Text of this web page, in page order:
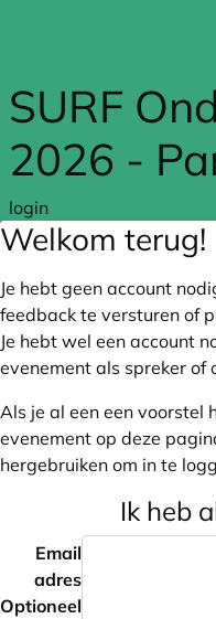
SURF
2026 -
login
Welkom terug!
Je hebt geen account
feedback te versturen of
Je hebt wel een account
evenement als spreker of
Als je al een een voorstel
evenement op deze
hergebruiken om in te
Ik heb
Email
adres
Optioneel